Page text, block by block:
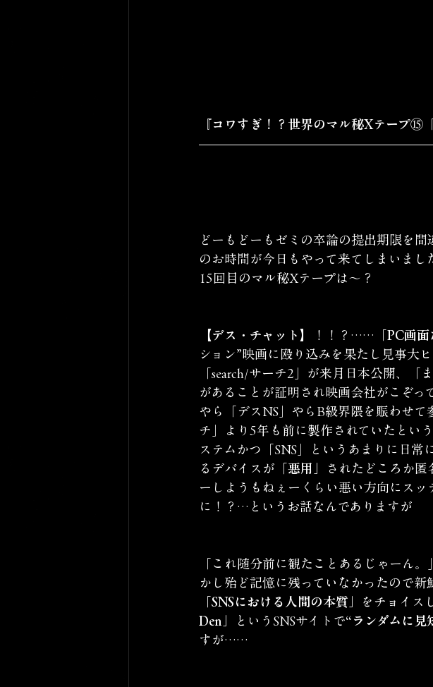
『コワすぎ！？世界のマル秘Xテープ⑮
どーもどーもゼミの卒論の提出期限を
のお時間が今日もやって来てしまいま
15回目のマル秘Xテープは〜？
【デス・チャット】 ！！？…… 「PC画
ション”映画に殴り込みを果たし見事大
「search/サーチ2」が来月日本公開、
があることが証明され映画会社がこぞっ
やら「デスNS」やらB級界隈を賑わせて
チ」より5年も前に製作されていたとい
ステムかつ「SNS」というあまりに日常
るデバイスが 「悪用」 されたどころか匿
ーしようもねぇーくらい悪い方向にス
に！？…というお話なんでありますが
「これ随分前に観たことあるじゃーん
かし殆ど記憶に残っていなかったので
「SNSにおける人間の本質」
をチョイス
Den」
というSNSサイトで“ランダムに見
すが……